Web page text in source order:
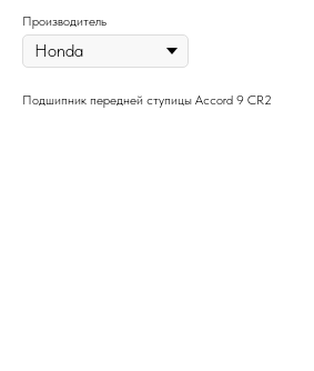
Производитель
Подшипник передней ступицы Accord 9 CR2